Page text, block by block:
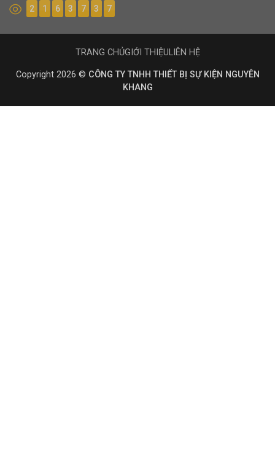
2 1 6 3 7 3 7
Copyright 2026 © CÔNG TY TNHH THIẾT BỊ SỰ KIỆN NGUYÊN
KHANG
TRANG CHỦGIỚI THIỆULIÊN HỆ